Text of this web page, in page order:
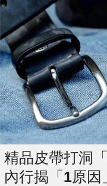
精品皮帶打洞
內行揭「1原因